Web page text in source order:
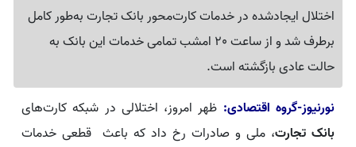
اختلال ایجادشده در خدمات کارت‌محور بانک تجارت به‌طور کامل
برطرف شد و از ساعت 20 امشب تمامی خدمات این بانک به
حالت عادی بازگشته است.
نورنیوز-گروه اقتصادی: ظهر امروز، اختلالی در شبکه کارت‌های
بانک تجارت، ملی و صادرات رخ داد که باعث قطعی خدمات